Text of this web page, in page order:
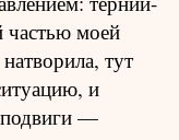
частью моей
тут
и
—